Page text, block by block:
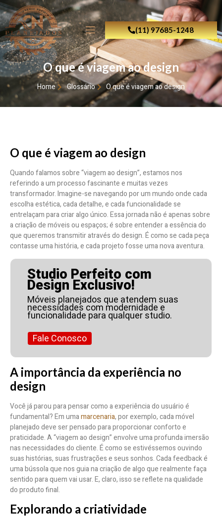
(11) 97685-1248
O que é viagem ao design
Home Glossário O que é viagem ao design
O que é viagem ao design
Quando falamos sobre “viagem ao design”, estamos nos
referindo a um processo fascinante e muitas vezes
transformador. Imagine-se navegando por um mundo onde cada
escolha estética, cada detalhe, e cada funcionalidade se
entrelaçam para criar algo único. Essa jornada não é apenas sobre
a criação de móveis ou espaços; é sobre entender a essência do
que queremos transmitir através do design. É como se cada peça
contasse uma história, e cada projeto fosse uma nova aventura.
Studio Perfeito com
Design Exclusivo!
Móveis planejados que atendem suas
necessidades com modernidade e
funcionalidade para qualquer studio.
Fale Conosco
A importância da experiência no
design
Você já parou para pensar como a experiência do usuário é
fundamental? Em umamarcenaria, por exemplo, cada móvel
planejado deve ser pensado para proporcionar conforto e
praticidade. A “viagem ao design” envolve uma profunda imersão
nas necessidades do cliente. É como se estivéssemos ouvindo
suas histórias, suas frustrações e seus sonhos. Cada feedback é
uma bússola que nos guia na criação de algo que realmente faça
sentido para quem vai usar. E, claro, isso se reflete na qualidade
do produto final.
Explorando a criatividade